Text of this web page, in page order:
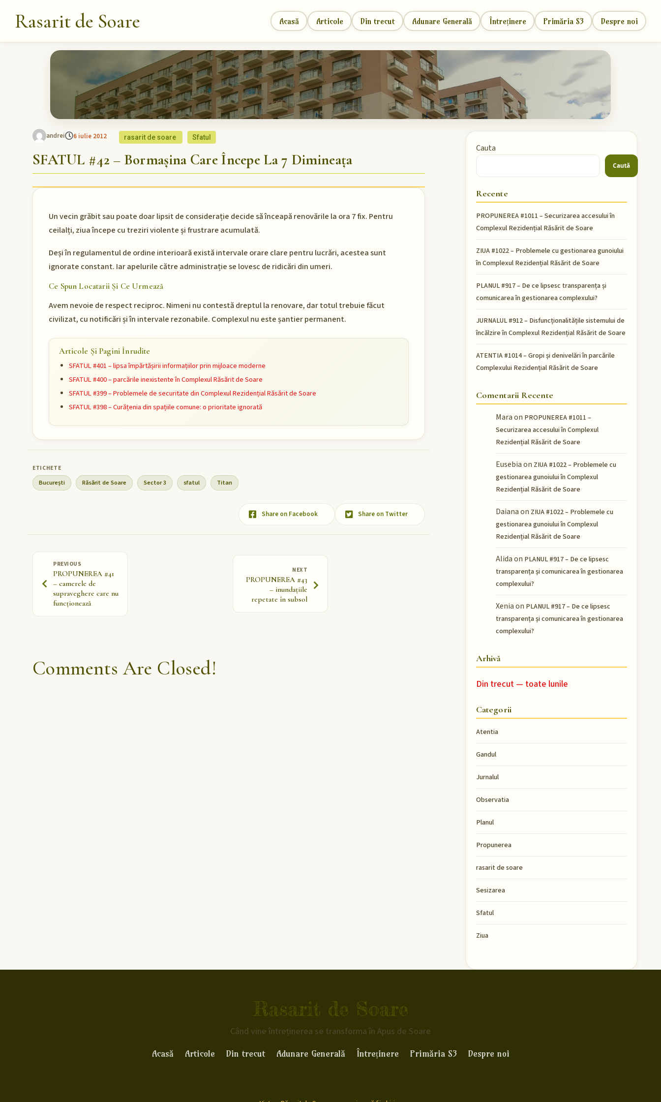
Rasarit de Soare Acasă Articole Din trecut Adunare Generală Întreținere Primăria S3 Despre noi
andrei 6 iulie 2012 rasarit de soare Sfatul
SFATUL #42 – Bormașina Care Începe La 7 Dimineața
Un vecin grăbit sau poate doar lipsit de considerație decide să înceapă renovările la ora 7 fix. Pentru
ceilalți, ziua începe cu treziri violente și frustrare acumulată.
Deși în regulamentul de ordine interioară există intervale orare clare pentru lucrări, acestea sunt
ignorate constant. Iar apelurile către administrație se lovesc de ridicări din umeri.
Ce Spun Locatarii Și Ce Urmează
Avem nevoie de respect reciproc. Nimeni nu contestă dreptul la renovare, dar totul trebuie făcut
civilizat, cu notificări și în intervale rezonabile. Complexul nu este șantier permanent.
Articole Și Pagini Înrudite
SFATUL #401 – lipsa împărtășirii informațiilor prin mijloace moderne
SFATUL #400 – parcările inexistente în Complexul Răsărit de Soare
SFATUL #399 – Problemele de securitate din Complexul Rezidențial Răsărit de Soare
SFATUL #398 – Curățenia din spațiile comune: o prioritate ignorată
București Răsărit de Soare Sector 3 sfatul Titan
Share on Facebook Share on Twitter
PREVIOUS
PROPUNEREA #41
– camerele de
supraveghere care nu
funcționează
NEXT
PROPUNEREA #43
– inundațiile
repetate în subsol
Comments Are Closed!
Cauta
Caută
Recente
PROPUNEREA #1011 – Securizarea accesului în
Complexul Rezidențial Răsărit de Soare
ZIUA #1022 – Problemele cu gestionarea gunoiului
în Complexul Rezidențial Răsărit de Soare
PLANUL #917 – De ce lipsesc transparența și
comunicarea în gestionarea complexului?
JURNALUL #912 – Disfuncționalitățile sistemului de
încălzire în Complexul Rezidențial Răsărit de Soare
ATENTIA #1014 – Gropi și denivelări în parcările
Complexului Rezidențial Răsărit de Soare
Comentarii Recente
Maraon PROPUNEREA #1011 –
Securizarea accesului în Complexul
Rezidențial Răsărit de Soare
Eusebiaon ZIUA #1022 – Problemele cu
gestionarea gunoiului în Complexul
Rezidențial Răsărit de Soare
Daianaon ZIUA #1022 – Problemele cu
gestionarea gunoiului în Complexul
Rezidențial Răsărit de Soare
Alidaon PLANUL #917 – De ce lipsesc
transparența și comunicarea în gestionarea
complexului?
Xeniaon PLANUL #917 – De ce lipsesc
transparența și comunicarea în gestionarea
complexului?
Arhivă
Din trecut — toate lunile
Categorii
Atentia
Gandul
Jurnalul
Observatia
Planul
Propunerea
rasarit de soare
Sesizarea
Sfatul
Ziua
Rasarit de Soare
Când vine întreținerea se transforma în Apus de Soare
Acasă Articole Din trecut Adunare Generală Întreținere Primăria S3 Despre noi